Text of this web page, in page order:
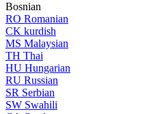
Bosnian
RO Romanian
CK kurdish
MS Malaysian
TH Thai
HU Hungarian
RU Russian
SR Serbian
SW Swahili